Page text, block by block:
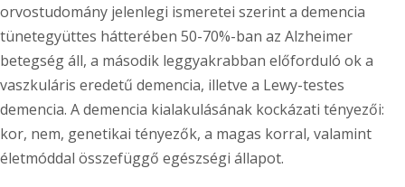
orvostudomány jelenlegi ismeretei szerint a demencia
tünetegyüttes hátterében 50-70%-ban az Alzheimer
betegség áll, a második leggyakrabban előforduló ok a
vaszkuláris eredetű demencia, illetve a Lewy-testes
demencia. A demencia kialakulásának kockázati tényezői:
kor, nem, genetikai tényezők, a magas korral, valamint
életmóddal összefüggő egészségi állapot.